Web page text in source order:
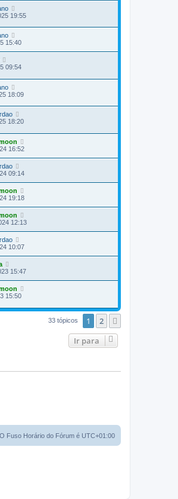
19:55
15:40
09:54
18:09
18:20
16:52
09:14
19:18
12:13
10:07
15:47
15:50
33 tópicos 1 2
Ir para
O Fuso Horário do Fórum é UTC+01:00